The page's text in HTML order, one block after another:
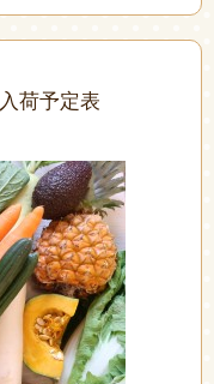
荷予定表